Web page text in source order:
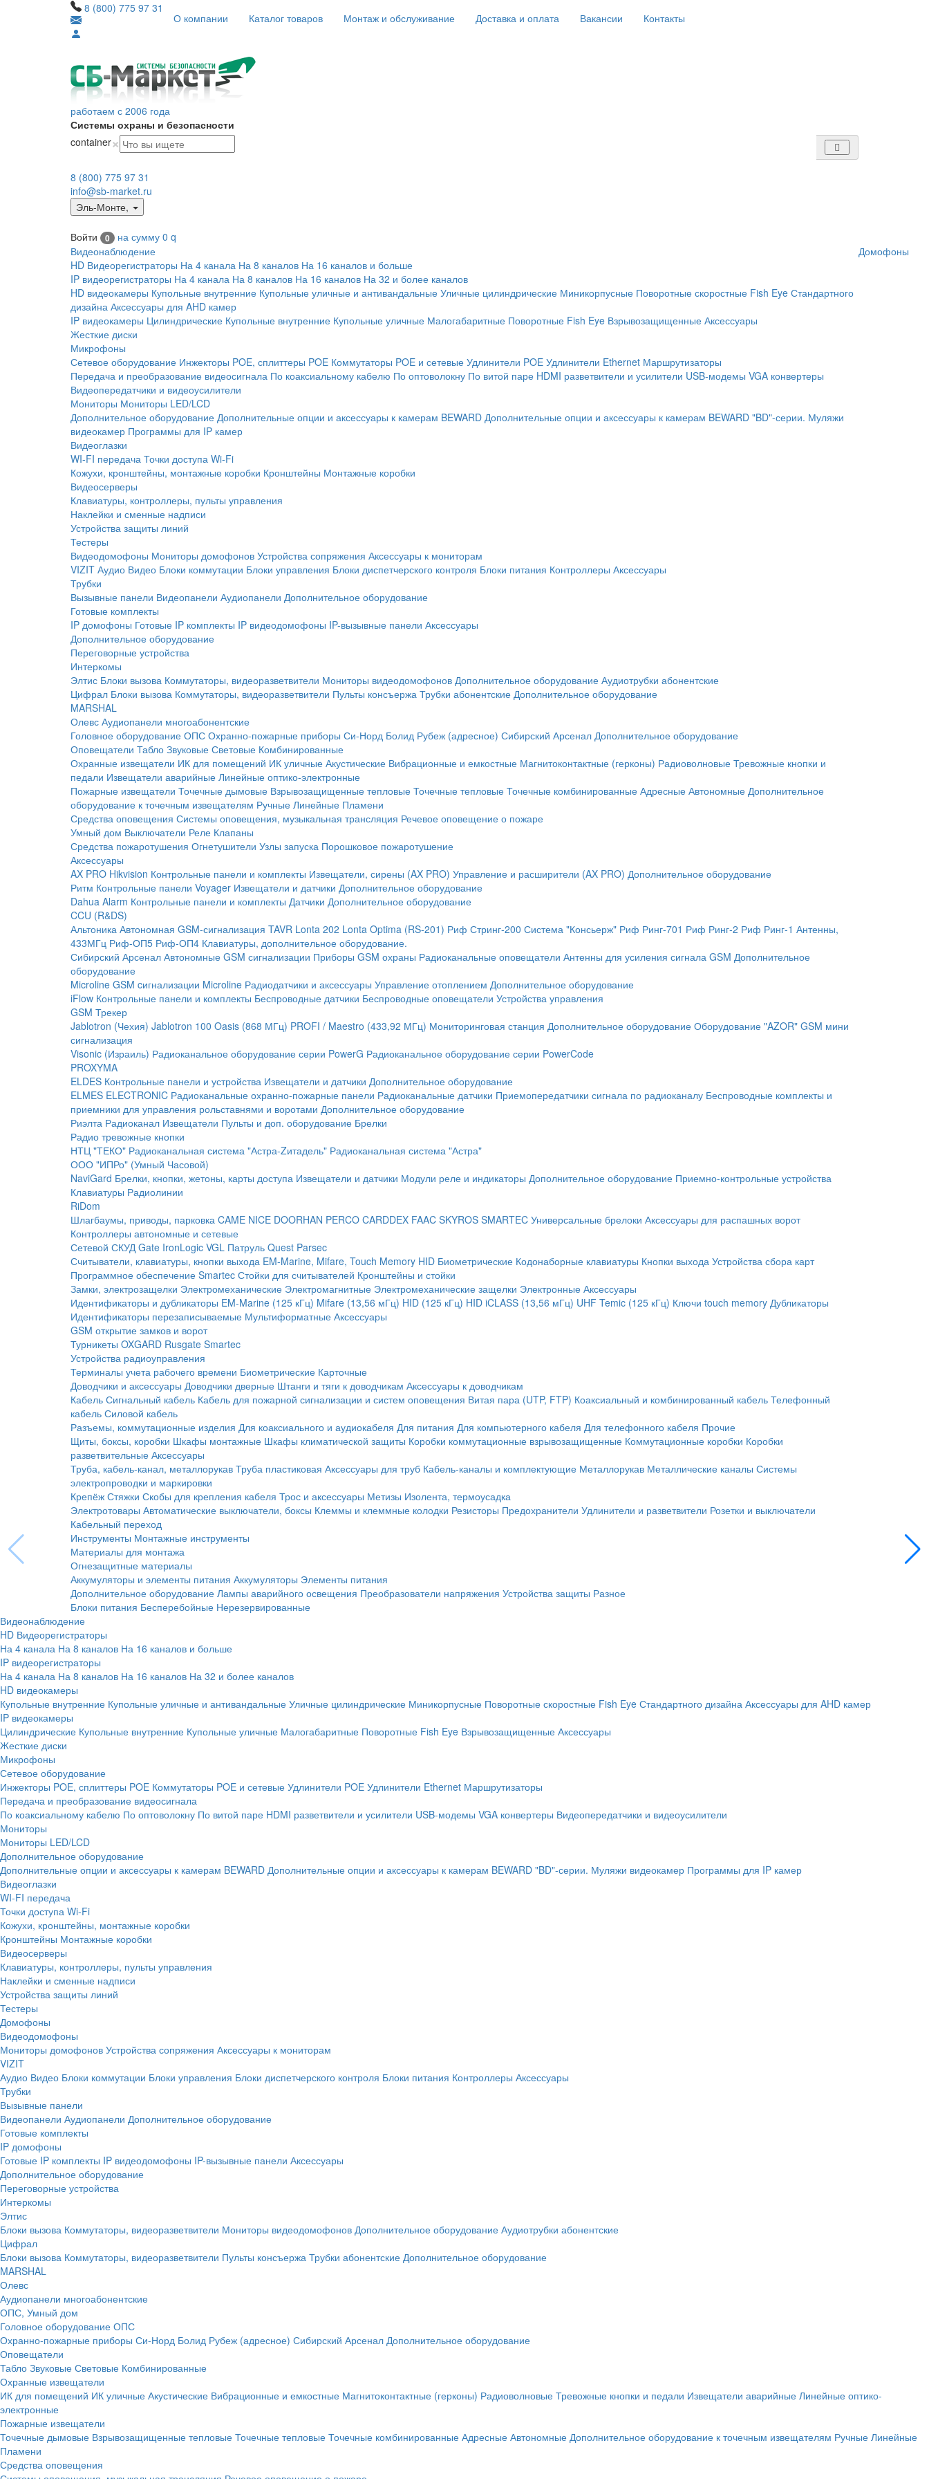
8 (800) 775 97 31
О компании Каталог товаров Монтаж и обслуживание Доставка и оплата Вакансии Контакты
работаем с 2006 года
Системы охраны и безопасности
container×
8 (800) 775 97 31
info@sb-market.ru
Эль-Монте,
Войти 0 на сумму 0 q
Видеонаблюдение
Домофоны
HD Видеорегистраторы На 4 канала На 8 каналов На 16 каналов и больше
IP видеорегистраторы На 4 канала На 8 каналов На 16 каналов На 32 и более каналов
HD видеокамеры Купольные внутренние Купольные уличные и антивандальные Уличные цилиндрические Миникорпусные Поворотные скоростные Fish Eye Стандартного
дизайна Аксессуары для AHD камер
IP видеокамеры Цилиндрические Купольные внутренние Купольные уличные Малогабаритные Поворотные Fish Eye Взрывозащищенные Аксессуары
Жесткие диски
Микрофоны
Сетевое оборудование Инжекторы POE, сплиттеры POE Коммутаторы POE и сетевые Удлинители POE Удлинители Ethernet Маршрутизаторы
Передача и преобразование видеосигнала По коаксиальному кабелю По оптоволокну По витой паре HDMI разветвители и усилители USB-модемы VGA конвертеры
Видеопередатчики и видеоусилители
Мониторы Мониторы LED/LCD
Дополнительное оборудование Дополнительные опции и аксессуары к камерам BEWARD Дополнительные опции и аксессуары к камерам BEWARD "BD"-серии. Муляжи
видеокамер Программы для IP камер
Видеоглазки
WI-FI передача Точки доступа Wi-Fi
Кожухи, кронштейны, монтажные коробки Кронштейны Монтажные коробки
Видеосерверы
Клавиатуры, контроллеры, пульты управления
Наклейки и сменные надписи
Устройства защиты линий
Тестеры
Видеодомофоны Мониторы домофонов Устройства сопряжения Аксессуары к мониторам
VIZIT Аудио Видео Блоки коммутации Блоки управления Блоки диспетчерского контроля Блоки питания Контроллеры Аксессуары
Трубки
Вызывные панели Видеопанели Аудиопанели Дополнительное оборудование
Готовые комплекты
IP домофоны Готовые IP комплекты IP видеодомофоны IP-вызывные панели Аксессуары
Дополнительное оборудование
Переговорные устройства
Интеркомы
Элтис Блоки вызова Коммутаторы, видеоразветвители Мониторы видеодомофонов Дополнительное оборудование Аудиотрубки абонентские
Цифрал Блоки вызова Коммутаторы, видеоразветвители Пульты консъержа Трубки абонентские Дополнительное оборудование
MARSHAL
Олевс Аудиопанели многоабонентские
Головное оборудование ОПС Охранно-пожарные приборы Си-Норд Болид Рубеж (адресное) Сибирский Арсенал Дополнительное оборудование
Оповещатели Табло Звуковые Световые Комбинированные
Охранные извещатели ИК для помещений ИК уличные Акустические Вибрационные и емкостные Магнитоконтактные (герконы) Радиоволновые Тревожные кнопки и
педали Извещатели аварийные Линейные оптико-электронные
Пожарные извещатели Точечные дымовые Взрывозащищенные тепловые Точечные тепловые Точечные комбинированные Адресные Автономные Дополнительное
оборудование к точечным извещателям Ручные Линейные Пламени
Средства оповещения Системы оповещения, музыкальная трансляция Речевое оповещение о пожаре
Умный дом Выключатели Реле Клапаны
Средства пожаротушения Огнетушители Узлы запуска Порошковое пожаротушение
Аксессуары
AX PRO Hikvision Контрольные панели и комплекты Извещатели, сирены (AX PRO) Управление и расширители (AX PRO) Дополнительное оборудование
Ритм Контрольные панели Voyager Извещатели и датчики Дополнительное оборудование
Dahua Alarm Контрольные панели и комплекты Датчики Дополнительное оборудование
CCU (R&DS)
Альтоника Автономная GSM-сигнализация TAVR Lonta 202 Lonta Optima (RS-201) Риф Стринг-200 Система "Консьерж" Риф Ринг-701 Риф Ринг-2 Риф Ринг-1 Антенны,
433МГц Риф-ОП5 Риф-ОП4 Клавиатуры, дополнительное оборудование.
Сибирский Арсенал Автономные GSM сигнализации Приборы GSM охраны Радиоканальные оповещатели Антенны для усиления сигнала GSM Дополнительное
оборудование
Microline GSM cигнализации Microline Радиодатчики и аксессуары Управление отоплением Дополнительное оборудование
iFlow Контрольные панели и комплекты Беспроводные датчики Беспроводные оповещатели Устройства управления
GSM Трекер
Jablotron (Чехия) Jablotron 100 Oasis (868 МГц) PROFI / Maestro (433,92 МГц) Мониторинговая станция Дополнительное оборудование Оборудование "AZOR" GSM мини
сигнализация
Visonic (Израиль) Радиоканальное оборудование серии PowerG Радиоканальное оборудование серии PowerCode
PROXYMA
ELDES Контрольные панели и устройства Извещатели и датчики Дополнительное оборудование
ELMES ELECTRONIC Радиоканальные охранно-пожарные панели Радиоканальные датчики Приемопередатчики сигнала по радиоканалу Беспроводные комплекты и
приемники для управления рольставнями и воротами Дополнительное оборудование
Риэлта Радиоканал Извещатели Пульты и доп. оборудование Брелки
Радио тревожные кнопки
НТЦ "ТЕКО" Радиоканальная система "Астра-Zитадель" Радиоканальная система "Астра"
ООО "ИПРо" (Умный Часовой)
NaviGard Брелки, кнопки, жетоны, карты доступа Извещатели и датчики Модули реле и индикаторы Дополнительное оборудование Приемно-контрольные устройства
Клавиатуры Радиолинии
RiDom
Шлагбаумы, приводы, парковка CAME NICE DOORHAN PERCO CARDDEX FAAC SKYROS SMARTEC Универсальные брелоки Аксессуары для распашных ворот
Контроллеры автономные и сетевые
Сетевой СКУД Gate IronLogic VGL Патруль Quest Parsec
Считыватели, клавиатуры, кнопки выхода EM-Marine, Mifare, Touch Memory HID Биометрические Кодонаборные клавиатуры Кнопки выхода Устройства сбора карт
Программное обеспечение Smartec Стойки для считывателей Кронштейны и стойки
Замки, электрозащелки Электромеханические Электромагнитные Электромеханические защелки Электронные Аксессуары
Идентификаторы и дубликаторы EM-Marine (125 кГц) Mifare (13,56 мГц) HID (125 кГц) HID iCLASS (13,56 мГц) UHF Temic (125 кГц) Ключи touch memory Дубликаторы
Идентификаторы перезаписываемые Мультиформатные Аксессуары
GSM открытие замков и ворот
Турникеты OXGARD Rusgate Smartec
Устройства радиоуправления
Терминалы учета рабочего времени Биометрические Карточные
Доводчики и аксессуары Доводчики дверные Штанги и тяги к доводчикам Аксессуары к доводчикам
Кабель Сигнальный кабель Кабель для пожарной сигнализации и систем оповещения Витая пара (UTP, FTP) Коаксиальный и комбинированный кабель Телефонный
кабель Силовой кабель
Разъемы, коммутационные изделия Для коаксиального и аудиокабеля Для питания Для компьютерного кабеля Для телефонного кабеля Прочие
Щиты, боксы, коробки Шкафы монтажные Шкафы климатической защиты Коробки коммутационные взрывозащищенные Коммутационные коробки Коробки
разветвительные Аксессуары
Труба, кабель-канал, металлорукав Труба пластиковая Аксессуары для труб Кабель-каналы и комплектующие Металлорукав Металлические каналы Системы
электропроводки и маркировки
Крепёж Стяжки Скобы для крепления кабеля Трос и аксессуары Метизы Изолента, термоусадка
Электротовары Автоматические выключатели, боксы Клеммы и клеммные колодки Резисторы Предохранители Удлинители и разветвители Розетки и выключатели
Кабельный переход
Инструменты Монтажные инструменты
Материалы для монтажа
Огнезащитные материалы
Аккумуляторы и элементы питания Аккумуляторы Элементы питания
Дополнительное оборудование Лампы аварийного освещения Преобразователи напряжения Устройства защиты Разное
Блоки питания Бесперебойные Нерезервированные
Видеонаблюдение
HD Видеорегистраторы
На 4 канала На 8 каналов На 16 каналов и больше
IP видеорегистраторы
На 4 канала На 8 каналов На 16 каналов На 32 и более каналов
HD видеокамеры
Купольные внутренние Купольные уличные и антивандальные Уличные цилиндрические Миникорпусные Поворотные скоростные Fish Eye Стандартного дизайна Аксессуары для AHD камер
IP видеокамеры
Цилиндрические Купольные внутренние Купольные уличные Малогабаритные Поворотные Fish Eye Взрывозащищенные Аксессуары
Жесткие диски
Микрофоны
Сетевое оборудование
Инжекторы POE, сплиттеры POE Коммутаторы POE и сетевые Удлинители POE Удлинители Ethernet Маршрутизаторы
Передача и преобразование видеосигнала
По коаксиальному кабелю По оптоволокну По витой паре HDMI разветвители и усилители USB-модемы VGA конвертеры Видеопередатчики и видеоусилители
Мониторы
Мониторы LED/LCD
Дополнительное оборудование
Дополнительные опции и аксессуары к камерам BEWARD Дополнительные опции и аксессуары к камерам BEWARD "BD"-серии. Муляжи видеокамер Программы для IP камер
Видеоглазки
WI-FI передача
Точки доступа Wi-Fi
Кожухи, кронштейны, монтажные коробки
Кронштейны Монтажные коробки
Видеосерверы
Клавиатуры, контроллеры, пульты управления
Наклейки и сменные надписи
Устройства защиты линий
Тестеры
Домофоны
Видеодомофоны
Мониторы домофонов Устройства сопряжения Аксессуары к мониторам
VIZIT
Аудио Видео Блоки коммутации Блоки управления Блоки диспетчерского контроля Блоки питания Контроллеры Аксессуары
Трубки
Вызывные панели
Видеопанели Аудиопанели Дополнительное оборудование
Готовые комплекты
IP домофоны
Готовые IP комплекты IP видеодомофоны IP-вызывные панели Аксессуары
Дополнительное оборудование
Переговорные устройства
Интеркомы
Элтис
Блоки вызова Коммутаторы, видеоразветвители Мониторы видеодомофонов Дополнительное оборудование Аудиотрубки абонентские
Цифрал
Блоки вызова Коммутаторы, видеоразветвители Пульты консъержа Трубки абонентские Дополнительное оборудование
MARSHAL
Олевс
Аудиопанели многоабонентские
ОПС, Умный дом
Головное оборудование ОПС
Охранно-пожарные приборы Си-Норд Болид Рубеж (адресное) Сибирский Арсенал Дополнительное оборудование
Оповещатели
Табло Звуковые Световые Комбинированные
Охранные извещатели
ИК для помещений ИК уличные Акустические Вибрационные и емкостные Магнитоконтактные (герконы) Радиоволновые Тревожные кнопки и педали Извещатели аварийные Линейные оптико-
электронные
Пожарные извещатели
Точечные дымовые Взрывозащищенные тепловые Точечные тепловые Точечные комбинированные Адресные Автономные Дополнительное оборудование к точечным извещателям Ручные Линейные
Пламени
Средства оповещения